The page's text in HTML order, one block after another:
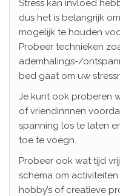
Stress kan invloed
dus het is belangrijk
mogelijk te houden
Probeer technieken
ademhalings-/
bed gaat om uw
Je kunt ook proberen
of vriendinnnen
spanning los te laten
toe te voegn.
Probeer ook wat tijd
schema om
hobby’s of creatieve